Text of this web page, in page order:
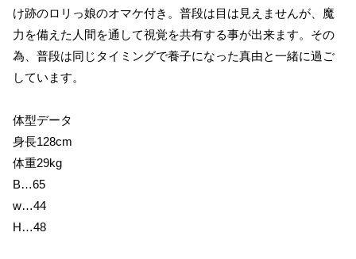
け跡のロリっ娘のオマケ付き。普段は目は見えませんが、魔
力を備えた人間を通して視覚を共有する事が出来ます。その
為、普段は同じタイミングで養子になった真由と一緒に過ご
しています。
体型データ
身長128cm
体重29kg
B…65
w…44
H…48